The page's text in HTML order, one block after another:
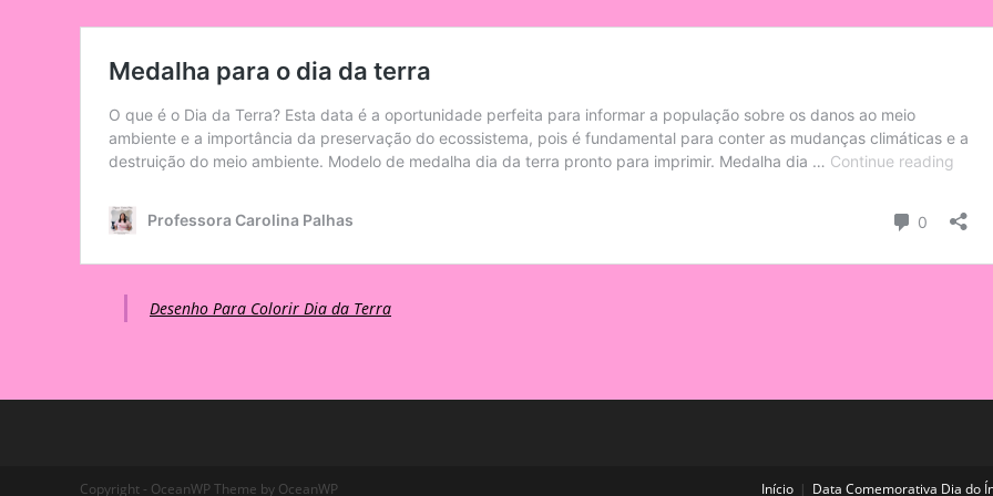
Desenho Para Colorir Dia da Terra
Início Data Comemorativa Dia do
Copyright - OceanWP Theme by OceanWP